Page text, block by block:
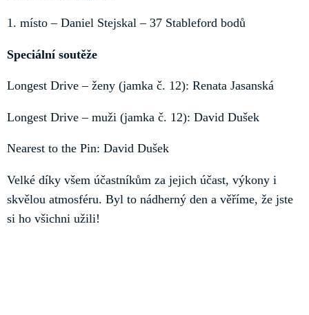
1. místo – Daniel Stejskal – 37 Stableford bodů
Speciální soutěže
Longest Drive – ženy (jamka č. 12): Renata Jasanská
Longest Drive – muži (jamka č. 12): David Dušek
Nearest to the Pin: David Dušek
Velké díky všem účastníkům za jejich účast, výkony i
skvělou atmosféru. Byl to nádherný den a věříme, že jste
si ho všichni užili!